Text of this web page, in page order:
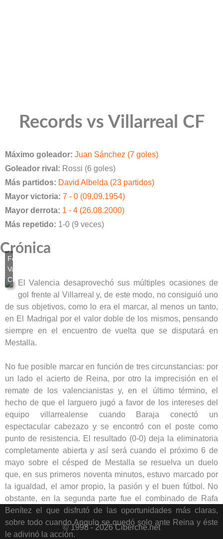
Records vs Villarreal CF
Máximo goleador: Juan Sánchez (7 goles)
Goleador rival: Rossi (6 goles)
Más partidos: David Albelda (23 partidos)
Mayor victoria: 7 - 0 (09.09.1954)
Mayor derrota: 1 - 4 (26.08.2000)
Más repetido: 1-0 (9 veces)
Crónica
El Valencia desaprovechó sus múltiples ocasiones de
gol frente al Villarreal y, de este modo, no consiguió uno
de sus objetivos, como lo era el marcar, al menos un tanto,
en El Madrigal por el valor doble de los mismos, pensando
siempre en el encuentro de vuelta que se disputará en
Mestalla.
No fue posible marcar en función de tres circunstancias: por
un lado el acierto de Reina, por otro la imprecisión en el
remate de los valencianistas y, en el último término, el
hecho de que el larguero jugó a favor de los intereses del
equipo villarrealense cuando Baraja conectó un
espectacular cabezazo y se encontró con el poste como
punto de resistencia. El resultado (0-0) deja la eliminatoria
completamente abierta y así será cuando el próximo 6 de
mayo sobre el césped de Mestalla se resuelva un duelo
que, en sus primeros noventa minutos, estuvo marcado por
la igualdad, el amor propio, la pasión y el buen fútbol. No
obstante, en la segunda parte fue el combinado de Rafa
Benítez el que disfrutó de las oportunidades más claras,
sobre todo cuando Angulo se quedó solo ante Reina y éste
le adivinó la acción.
© 1998 - 2026 Ciberche.net